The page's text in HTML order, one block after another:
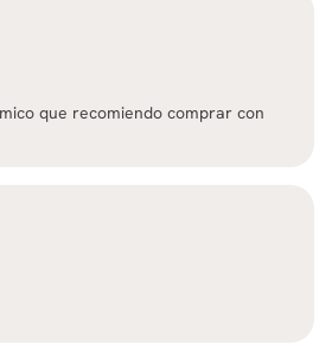
que recomiendo comprar con